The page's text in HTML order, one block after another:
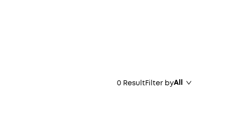
0 ResultFilter byAll